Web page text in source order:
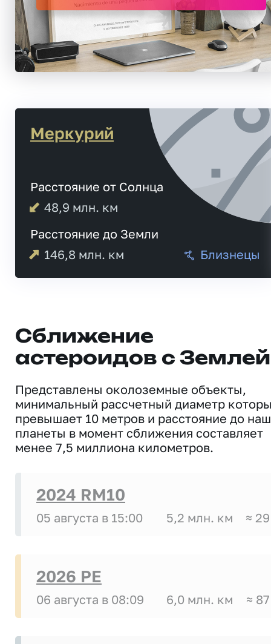
Меркурий
Расстояние от Солнца
48,9 млн. км
Расстояние до Земли
146,8 млн. км Близнецы
Сближение
астероидов с Землей
Представлены околоземные объекты,
минимальный рассчетный диаметр
превышает 10 метров и расстояние до
планеты в момент сближения составляет
менее 7,5 миллиона километров.
2024 RM10
05 августа в 15:00 5,2 млн. км ≈
2026 PE
06 августа в 08:09 6,0 млн. км ≈